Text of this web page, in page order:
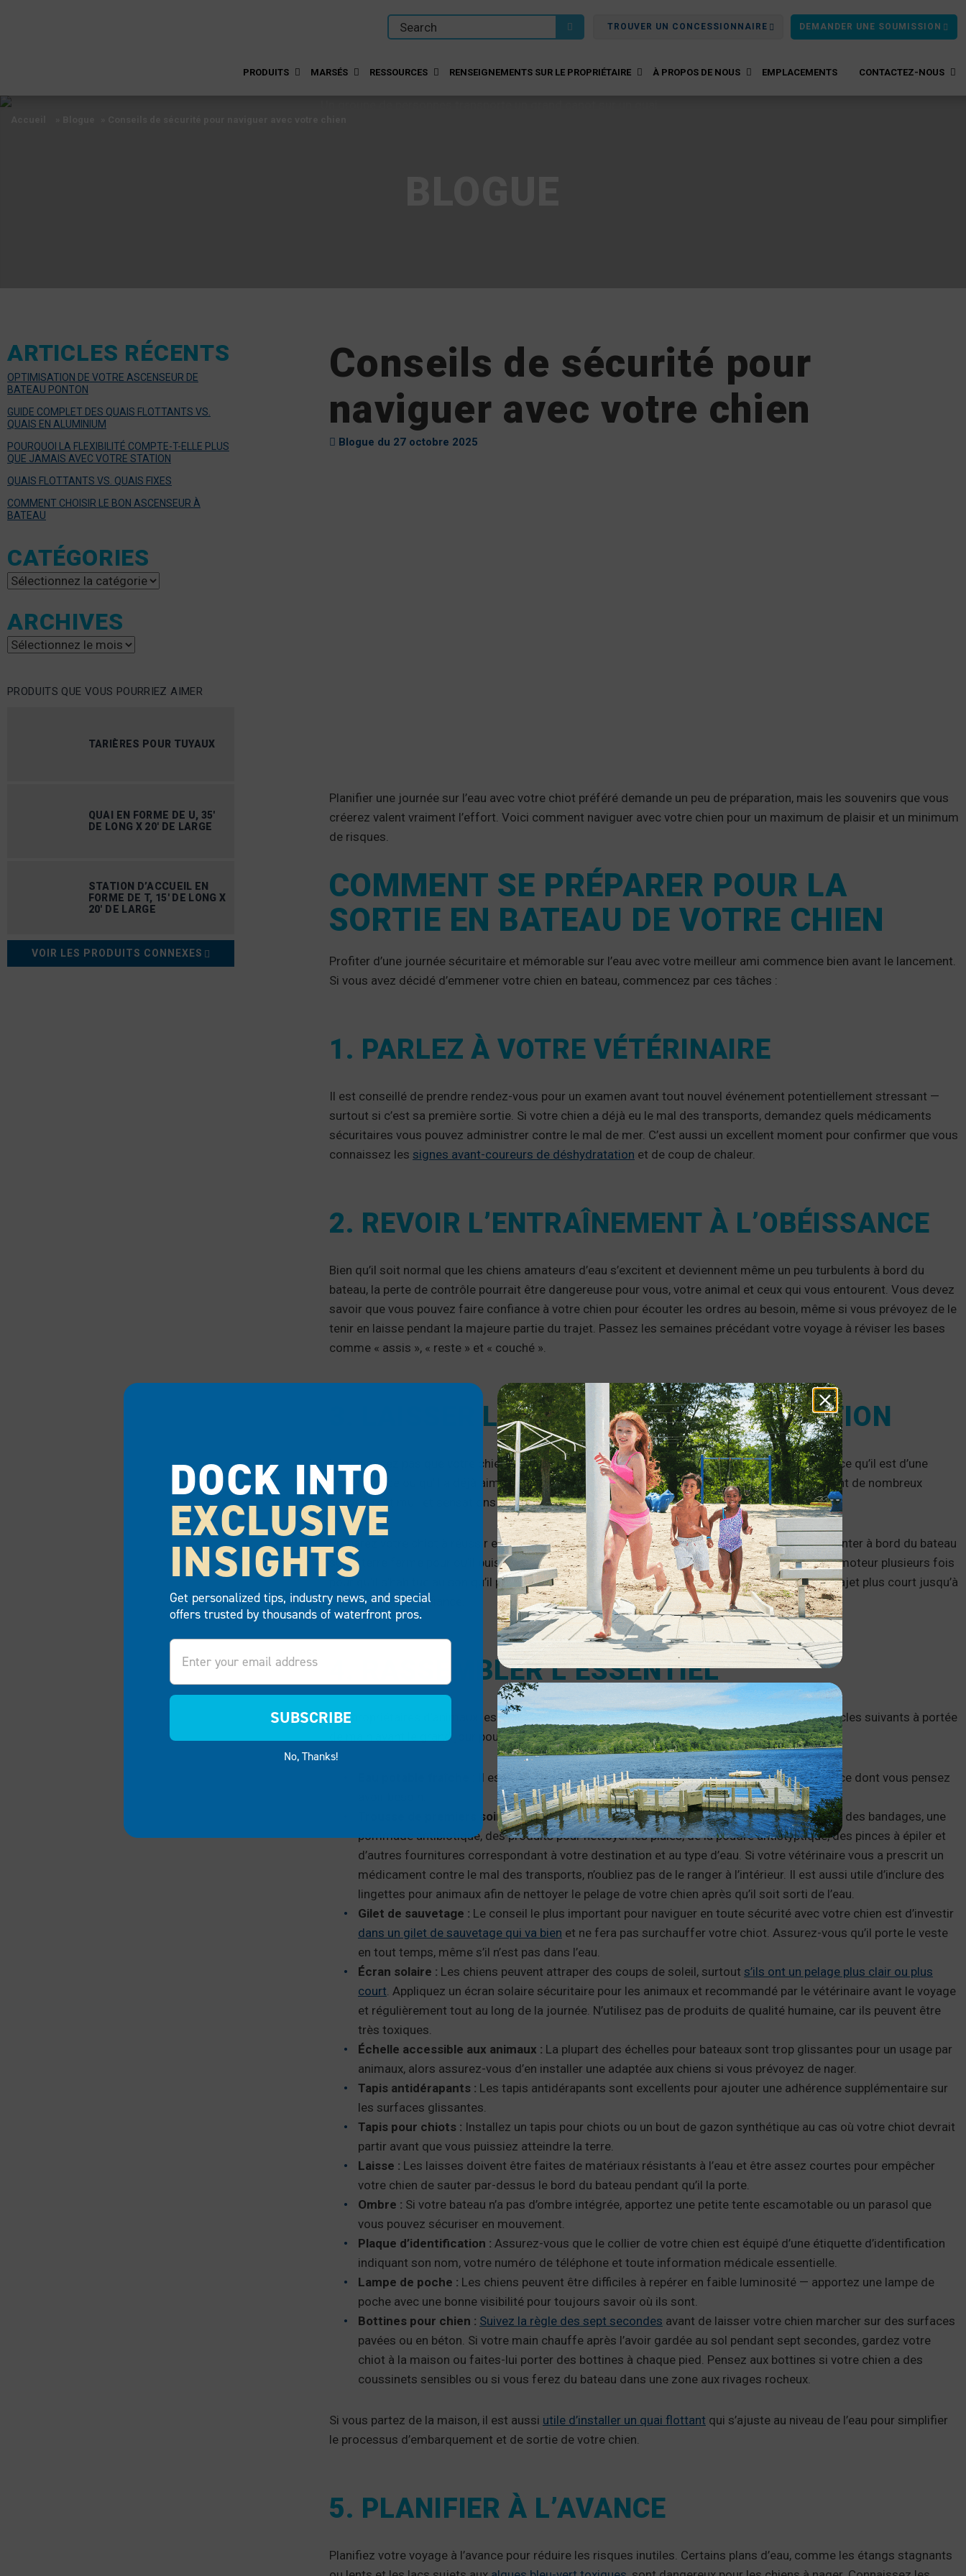
TROUVER UN CONCESSIONNAIRE DEMANDER UNE SOUMISSION
PRODUITS MARSÉS RESSOURCES RENSEIGNEMENTS SUR LE PROPRIÉTAIRE À PROPOS DE NOUS EMPLACEMENTS CONTACTEZ-NOUS
Conseils de sécurité pour
naviguer avec votre chien
Blogue du 27 octobre 2025
Planifier une journée sur l’eau avec votre chiot préféré demande un peu de préparation, mais les souvenirs que vous
créerez valent vraiment l’effort. Voici comment naviguer avec votre chien pour un maximum de plaisir et un minimum
de risques.
COMMENT SE PRÉPARER POUR LA
SORTIE EN BATEAU DE VOTRE CHIEN
Profiter d’une journée sécuritaire et mémorable sur l’eau avec votre meilleur ami commence bien avant le lancement.
Si vous avez décidé d’emmener votre chien en bateau, commencez par ces tâches :
1. PARLEZ À VOTRE VÉTÉRINAIRE
Il est conseillé de prendre rendez-vous pour un examen avant tout nouvel événement potentiellement stressant —
surtout si c’est sa première sortie. Si votre chien a déjà eu le mal des transports, demandez quels médicaments
sécuritaires vous pouvez administrer contre le mal de mer. C’est aussi un excellent moment pour confirmer que vous
connaissez les signes avant-coureurs de déshydratation et de coup de chaleur.
2. REVOIR L’ENTRAÎNEMENT À L’OBÉISSANCE
Bien qu’il soit normal que les chiens amateurs d’eau s’excitent et deviennent même un peu turbulents à bord du
bateau, la perte de contrôle pourrait être dangereuse pour vous, votre animal et ceux qui vous entourent. Vous devez
savoir que vous pouvez faire confiance à votre chien pour écouter les ordres au besoin, même si vous prévoyez de le
tenir en laisse pendant la majeure partie du trajet. Passez les semaines précédant votre voyage à réviser les bases
comme « assis », « reste » et « couché ».
3. LAISSER LE TEMPS À L’ACCLIMATATION
Ne supposez pas que votre chien appréciera l’eau ou l’expérience de navigation simplement parce qu’il est d’une
certaine race ou qu’il a déjà aimé des activités similaires dans le passé. Les bateaux introduisent de nombreux
nouveaux stimuli et sensations qui peuvent causer de la peur ou de la détresse.
Préparez votre chiot à réussir en lui laissant beaucoup de temps d’acclimatation. Laissez-le monter à bord du bateau
sur la terre ferme pour qu’il puisse sentir et explorer le nouvel environnement, puis démarrez le moteur plusieurs fois
pour qu’il s’habitue au son qu’il produit. S’il semble incertain, envisagez de commencer par un trajet plus court jusqu’à
ce qu’il prenne confiance.
4. RASSEMBLER L’ESSENTIEL
Les propriétaires d’animaux les moins stressants sont ceux qui viennent préparés! Ayez les articles suivants à portée
de main avant le grand jour pour profiter du voyage en toute tranquillité d’esprit :
Il est conseillé d’apporter au moins deux fois plus d’eau douce que ce dont vous pensez
Trousse de premiers soins :La trousse de premiers soins de votre chien devrait contenir des bandages, une
pommade antibiotique, des produits pour nettoyer les plaies, de la poudre antistyptique, des pinces à épiler et
d’autres fournitures correspondant à votre destination et au type d’eau. Si votre vétérinaire vous a prescrit un
médicament contre le mal des transports, n’oubliez pas de le ranger à l’intérieur. Il est aussi utile d’inclure des
lingettes pour animaux afin de nettoyer le pelage de votre chien après qu’il soit sorti de l’eau.
Gilet de sauvetage : Le conseil le plus important pour naviguer en toute sécurité avec votre chien est d’investir
dans un gilet de sauvetage qui va bien et ne fera pas surchauffer votre chiot. Assurez-vous qu’il porte le veste
en tout temps, même s’il n’est pas dans l’eau.
Écran solaire : Les chiens peuvent attraper des coups de soleil, surtout s’ils ont un pelage plus clair ou plus
court. Appliquez un écran solaire sécuritaire pour les animaux et recommandé par le vétérinaire avant le voyage
et régulièrement tout au long de la journée. N’utilisez pas de produits de qualité humaine, car ils peuvent être
très toxiques.
Échelle accessible aux animaux : La plupart des échelles pour bateaux sont trop glissantes pour un usage par
animaux, alors assurez-vous d’en installer une adaptée aux chiens si vous prévoyez de nager.
Tapis antidérapants : Les tapis antidérapants sont excellents pour ajouter une adhérence supplémentaire sur
les surfaces glissantes.
Tapis pour chiots : Installez un tapis pour chiots ou un bout de gazon synthétique au cas où votre chiot devrait
partir avant que vous puissiez atteindre la terre.
Laisse : Les laisses doivent être faites de matériaux résistants à l’eau et être assez courtes pour empêcher
votre chien de sauter par-dessus le bord du bateau pendant qu’il la porte.
Ombre : Si votre bateau n’a pas d’ombre intégrée, apportez une petite tente escamotable ou un parasol que
vous pouvez sécuriser en mouvement.
Plaque d’identification : Assurez-vous que le collier de votre chien est équipé d’une étiquette d’identification
indiquant son nom, votre numéro de téléphone et toute information médicale essentielle.
Lampe de poche : Les chiens peuvent être difficiles à repérer en faible luminosité — apportez une lampe de
poche avec une bonne visibilité pour toujours savoir où ils sont.
Bottines pour chien : Suivez la règle des sept secondes avant de laisser votre chien marcher sur des surfaces
pavées ou en béton. Si votre main chauffe après l’avoir gardée au sol pendant sept secondes, gardez votre
chiot à la maison ou faites-lui porter des bottines à chaque pied. Pensez aux bottines si votre chien a des
coussinets sensibles ou si vous ferez du bateau dans une zone aux rivages rocheux.
Si vous partez de la maison, il est aussi utile d’installer un quai flottant qui s’ajuste au niveau de l’eau pour simplifier
le processus d’embarquement et de sortie de votre chien.
5. PLANIFIER À L’AVANCE
Planifiez votre voyage à l’avance pour réduire les risques inutiles. Certains plans d’eau, comme les étangs stagnants
ARTICLES RÉCENTS
OPTIMISATION DE VOTRE ASCENSEUR DE
BATEAU PONTON
GUIDE COMPLET DES QUAIS FLOTTANTS VS.
QUAIS EN ALUMINIUM
POURQUOI LA FLEXIBILITÉ COMPTE-T-ELLE PLUS
QUE JAMAIS AVEC VOTRE STATION
QUAIS FLOTTANTS VS. QUAIS FIXES
COMMENT CHOISIR LE BON ASCENSEUR À
BATEAU
CATÉGORIES
Catégories
ARCHIVES
Archives
PRODUITS QUE VOUS POURRIEZ AIMER
TARIÈRES POUR TUYAUX
QUAI EN FORME DE U, 35′
DE LONG X 20′ DE LARGE
STATION D’ACCUEIL EN
FORME DE T, 15′ DE LONG X
20′ DE LARGE
VOIR LES PRODUITS CONNEXES
DOCK INTO
EXCLUSIVE
INSIGHTS
Get personalized tips, industry news, and special
offers trusted by thousands of waterfront pros.
Email
SUBSCRIBE
No, Thanks!